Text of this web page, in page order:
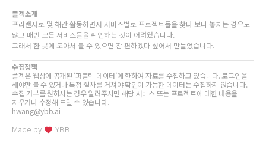
플젝소개
프리랜서로 몇 해간 활동하면서 서비스별로 프로젝트들을 찾다 보니 놓치는 경우도
많고 매번 모든 서비스들을 확인하는 것이 어려웠습니다.
그래서 한 곳에 모아서 볼 수 있으면 참 편하겠다 싶어서 만들었습니다.
수집정책
플젝은 웹상에 공개된 ‘퍼블릭 데이터’에 한하여 자료를 수집하고 있습니다. 로그인을
해야만 볼 수 있거나 특정 절차를 거쳐야 확인이 가능한 데이터는 수집하지 않습니다.
수집 거부를 원하시는 경우 알려주시면 해당 서비스 또는 프로젝트에 대한 내용을
지우거나 수정해 드릴 수 있습니다.
hwang@ybb.ai
Made by YBB